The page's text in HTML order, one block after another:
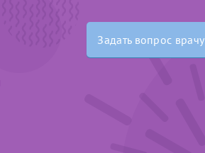
Задать вопрос врачу